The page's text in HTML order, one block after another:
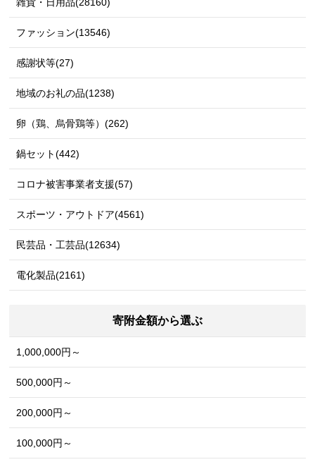
雑貨・日用品(28160)
ファッション(13546)
感謝状等(27)
地域のお礼の品(1238)
卵（鶏、烏骨鶏等）(262)
鍋セット(442)
コロナ被害事業者支援(57)
スポーツ・アウトドア(4561)
民芸品・工芸品(12634)
電化製品(2161)
寄附金額から選ぶ
1,000,000円～
500,000円～
200,000円～
100,000円～